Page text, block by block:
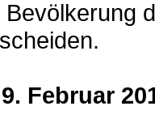
Februar